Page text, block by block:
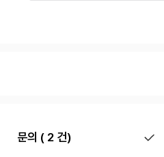
문의 ( 2 건)